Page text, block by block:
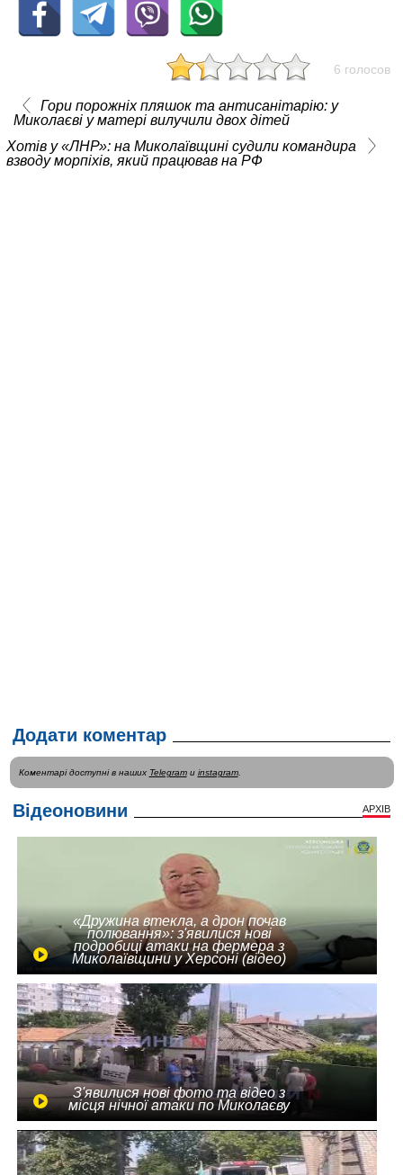
6 голосов
Гори порожніх пляшок та антисанітарію: у
Миколаєві у матері вилучили двох дітей
Хотів у «ЛНР»: на Миколаївщині судили командира
взводу морпіхів, який працював на РФ
Додати коментар
Коментарі доступні в наших Telegramи instagram.
Відеоновини АРХІВ
«Дружина втекла, а дрон почав
полювання»: з'явилися нові
подробиці атаки на фермера з
Миколаївщини у Херсоні (відео)
З'явилися нові фото та відео з
місця нічної атаки по Миколаєву